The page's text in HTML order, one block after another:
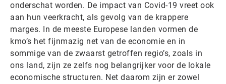
onderschat worden. De impact van Covid-19 vreet ook
aan hun veerkracht, als gevolg van de krappere
marges. In de meeste Europese landen vormen de
kmo’s het fijnmazig net van de economie en in
sommige van de zwaarst getroffen regio’s, zoals in
ons land, zijn ze zelfs nog belangrijker voor de lokale
economische structuren. Net daarom zijn er zowel